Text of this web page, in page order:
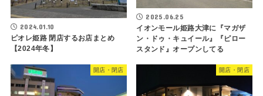
2024.01.10
ピオレ姫路 閉店するお店まとめ
【2024年冬】
2025.06.25
イオンモール姫路大津に『マガザ
ン・ドゥ・キュイール』『ピロー
スタンド』オープンしてる
開店・閉店 開店・閉店